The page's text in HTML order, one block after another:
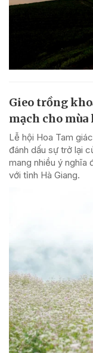
Gieo trồng
mạch cho mùa
Lễ hội Hoa Tam
đánh dấu sự trở lại
mang nhiều ý nghĩa
với tỉnh Hà Giang.